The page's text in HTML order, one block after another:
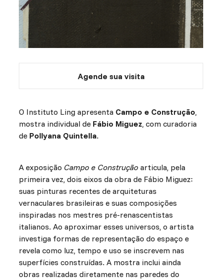
Agende sua visita
O Instituto Ling apresenta Campo e Construção,
mostra individual de Fábio Miguez, com curadoria
de Pollyana Quintella.
A exposição Campo e Construçãoarticula, pela
primeira vez, dois eixos da obra de Fábio Miguez:
suas pinturas recentes de arquiteturas
vernaculares brasileiras e suas composições
inspiradas nos mestres pré-renascentistas
italianos. Ao aproximar esses universos, o artista
investiga formas de representação do espaço e
revela como luz, tempo e uso se inscrevem nas
superfícies construídas. A mostra inclui ainda
obras realizadas diretamente nas paredes do